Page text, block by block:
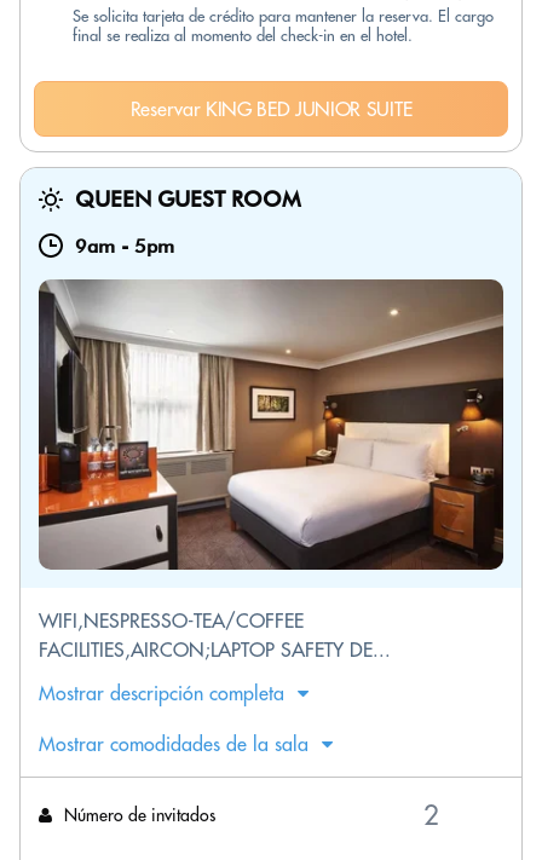
Se solicita tarjeta de crédito para mantener la reserva. El cargo
final se realiza al momento del check-in en el hotel.
Reservar KING BED JUNIOR SUITE
QUEEN GUEST ROOM
9am - 5pm
WIFI,NESPRESSO-TEA/COFFEE
FACILITIES,AIRCON;LAPTOP SAFETY DE...
Mostrar descripción completa
Mostrar comodidades de la sala
Número de invitados